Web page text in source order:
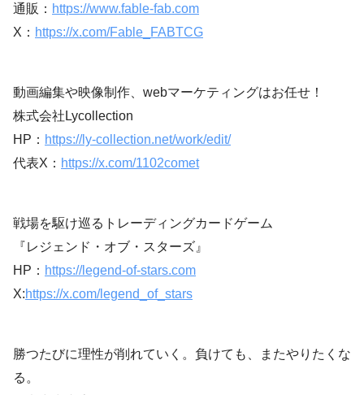
通販： https://www.fable-fab.com
X： https://x.com/Fable_FABTCG
動画編集や映像制作、webマーケティングはお任せ！
株式会社Lycollection
HP： https://ly-collection.net/work/edit/
代表X： https://x.com/1102comet
戦場を駆け巡るトレーディングカードゲーム
『レジェンド・オブ・スターズ』
HP： https://legend-of-stars.com
X:https://x.com/legend_of_stars
勝つたびに理性が削れていく。負けても、またやりたくな
る。